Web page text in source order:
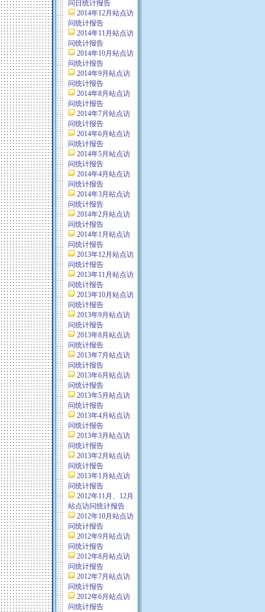
问日统计报告
2014年12月站点访
问统计报告
2014年11月站点访
问统计报告
2014年10月站点访
问统计报告
2014年9月站点访
问统计报告
2014年8月站点访
问统计报告
2014年7月站点访
问统计报告
2014年6月站点访
问统计报告
2014年5月站点访
问统计报告
2014年4月站点访
问统计报告
2014年3月站点访
问统计报告
2014年2月站点访
问统计报告
2014年1月站点访
问统计报告
2013年12月站点访
问统计报告
2013年11月站点访
问统计报告
2013年10月站点访
问统计报告
2013年9月站点访
问统计报告
2013年8月站点访
问统计报告
2013年7月站点访
问统计报告
2013年6月站点访
问统计报告
2013年5月站点访
问统计报告
2013年4月站点访
问统计报告
2013年3月站点访
问统计报告
2013年2月站点访
问统计报告
2013年1月站点访
问统计报告
2012年11月、12月
站点访问统计报告
2012年10月站点访
问统计报告
2012年9月站点访
问统计报告
2012年8月站点访
问统计报告
2012年7月站点访
问统计报告
2012年6月站点访
问统计报告